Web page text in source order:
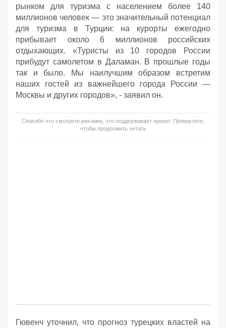
рынком для туризма с населением более 140
миллионов человек — это значительный потенциал
для туризма в Турции: на курорты ежегодно
прибывает около 6 миллионов российских
отдыхающих. «Туристы из 10 городов России
прибудут самолетом в Даламан. В прошлые годы
так и было. Мы наилучшим образом встретим
наших гостей из важнейшего города России —
Москвы и других городов», - заявил он.
Спасибо что смотрите рекламу, это поддерживает проект. Прокрутите,
чтобы продолжить читать
Гювенч уточнил, что прогноз турецких властей на